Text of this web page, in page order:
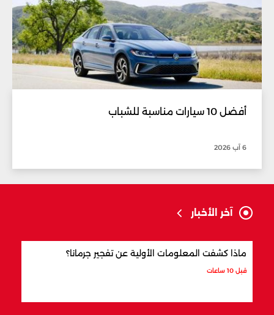
أفضل 10 سيارات مناسبة للشباب
6 آب 2026
آخر الأخبار
ماذا كشفت المعلومات الأولية عن تفجير جرمانا؟
قبل 10 ساعات